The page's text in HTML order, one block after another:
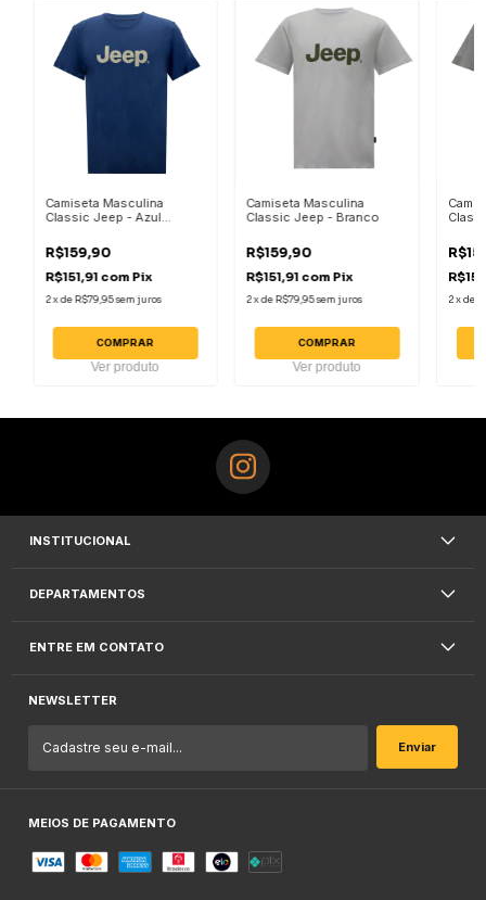
Camiseta Masculina
Classic Jeep - Azul
R$159,90
R$151,91 com Pix
2xdeR$79,95sem juros
COMPRAR
Ver produto
Camiseta Masculina
Classic Jeep - Branco
R$159,90
R$151,91 com Pix
2xdeR$79,95sem juros
COMPRAR
Ver produto
2xde
INSTITUCIONAL
DEPARTAMENTOS
ENTRE EM CONTATO
NEWSLETTER
MEIOS DE PAGAMENTO